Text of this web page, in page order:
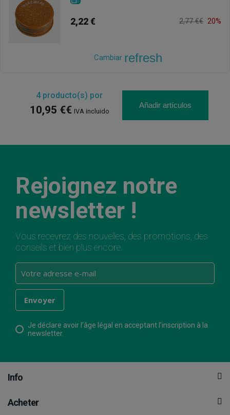
2,22 € 2,77 €€ 20%
Cambiar refresh
4producto(s) por
10,95 €€ IVA incluido
Añadir artículos
Rejoignez notre
newsletter !
Vous recevrez des nouvelles, des promotions, des
conseils et bien plus encore.
Je déclare avoir l’âge légal en acceptant l’inscription à la
newsletter.
Info
Acheter